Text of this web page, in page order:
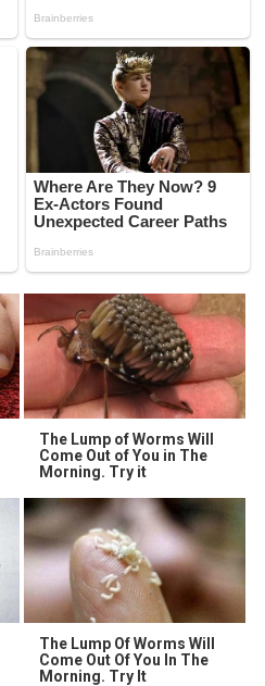
The Lump of Worms Will
Come Out of You in The
Morning. Try it
The Lump Of Worms Will
Come Out Of You In The
Morning. Try It